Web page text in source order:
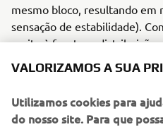
mesmo bloco, resultando em
sensação de estabilidade).
muito à frente, a distribuição
semelhante à de uma moto.
sensação para a estrada,
scooter!
VALORIZAMOS A SUA
Utilizamos cookies para
do nosso site. Para que